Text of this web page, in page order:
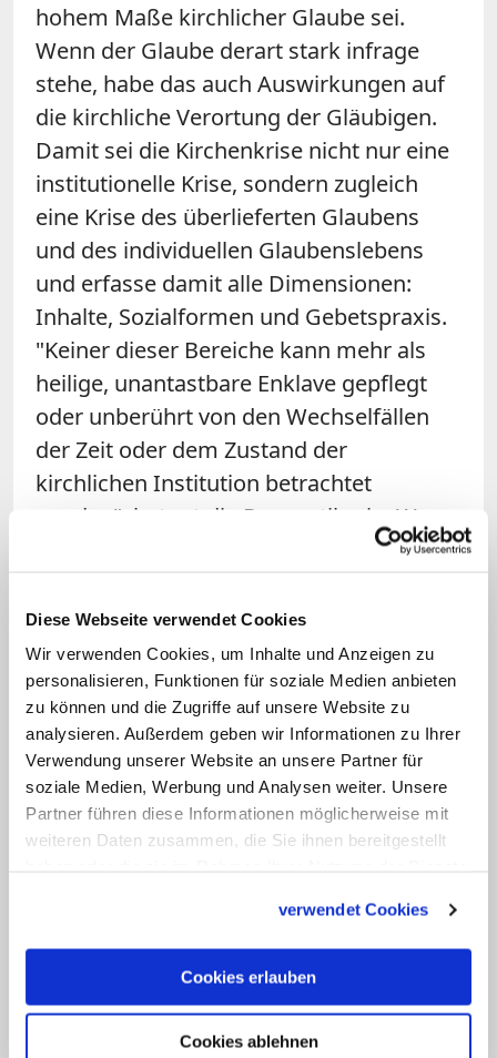
Diese Webseite verwendet Cookies
Wir verwenden Cookies, um Inhalte und Anzeigen zu
personalisieren, Funktionen für soziale Medien anbieten
zu können und die Zugriffe auf unsere Website zu
analysieren. Außerdem geben wir Informationen zu Ihrer
Verwendung unserer Website an unsere Partner für
soziale Medien, Werbung und Analysen weiter. Unsere
Partner führen diese Informationen möglicherweise mit
weiteren Daten zusammen, die Sie ihnen bereitgestellt
verwendet Cookies
Cookies erlauben
Cookies ablehnen
hohem Maße kirchlicher Glaube sei.
Wenn der Glaube derart stark infrage
stehe, habe das auch Auswirkungen auf
die kirchliche Verortung der Gläubigen.
Damit sei die Kirchenkrise nicht nur eine
institutionelle Krise, sondern zugleich
eine Krise des überlieferten Glaubens
und des individuellen Glaubenslebens
und erfasse damit alle Dimensionen:
Inhalte, Sozialformen und Gebetspraxis.
"Keiner dieser Bereiche kann mehr als
heilige, unantastbare Enklave gepflegt
oder unberührt von den Wechselfällen
der Zeit oder dem Zustand der
kirchlichen Institution betrachtet
werden", betont die Dogmatikerin. Was
über Jahrzehnte für wahr und richtig
oder abgefordert worden sei, stehe
angesichts des "Zusammenbruchs der
Kirche als vertrauenswürdiger,
lebensdienlicher religiöser und
moralischer Autorität" grundsätzlich mit
infrage.
Klerikalismus, Sexismus und eine
nach Ansicht Knops kirchliche Strukturen
sowie Sprache und Verhalten von
Verantwortung und vergiften so Glauben,
Beten und Denken der Gläubigen:
"Jahrzehntelang kultiviert, habitualisiert